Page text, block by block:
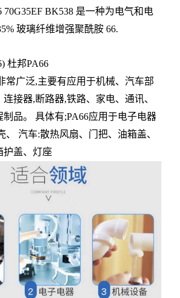
70G35EF BK538 是一种为电气和电
玻璃纤维增强聚酰胺 66.
杜邦PA66
常广泛,主要有应用于机械、汽车部
接器,断路器,铁路、家电、通讯、
制品。 具体有;PA66应用于电子电器
、 汽车:散热风扇、门把、油箱盖、
护盖、灯座